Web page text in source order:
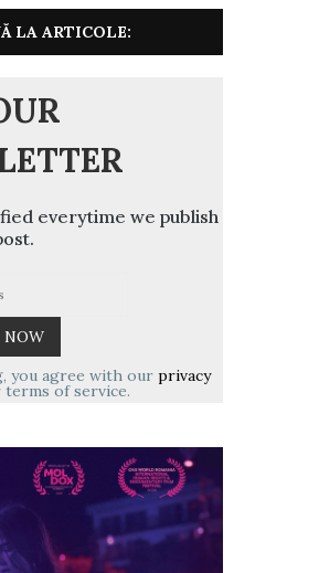
LA ARTICOLE:
everytime we publish
you agree with our privacy
of service.